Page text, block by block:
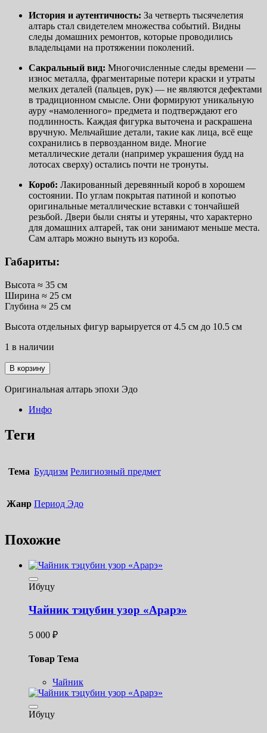
История и аутентичность: За четверть тысячелетия
алтарь стал свидетелем множества событий. Видны
следы домашних ремонтов, которые проводились
владельцами на протяжении поколений.
Сакральный вид: Многочисленные следы времени —
износ металла, фрагментарные потери краски и утраты
мелких деталей (пальцев, рук) — не являются дефектами
в традиционном смысле. Они формируют уникальную
ауру «намоленного» предмета и подтверждают его
подлинность. Каждая фигурка выточена и раскрашена
вручную. Мельчайшие детали, такие как лица, всё еще
сохранились в первозданном виде. Многие
металлические детали (например украшения будд на
лотосах сверху) остались почти не тронуты.
Короб: Лакированный деревянный короб в хорошем
состоянии. По углам покрытая патиной и копотью
оригинальные металлические вставки с тончайшей
резьбой. Двери были сняты и утеряны, что характерно
для домашних алтарей, так они занимают меньше места.
Сам алтарь можно вынуть из короба.
Габариты:
Высота ≈ 35 см
Ширина ≈ 25 см
Глубина ≈ 25 см
Высота отдельных фигур варьируется от 4.5 см до 10.5 см
1 в наличии
Количество
товара
Буддийский
шкаф
Эдо
XVIII
В корзину
Оригинальная алтарь эпохи Эдо
Инфо
Теги
Тема Буддизм Религиозный предмет
Жанр Период Эдо
Похожие
Ибуцу
Чайник тэцубин узор «Арарэ»
5 000 ₽
Товар Тема
Чайник
Ибуцу